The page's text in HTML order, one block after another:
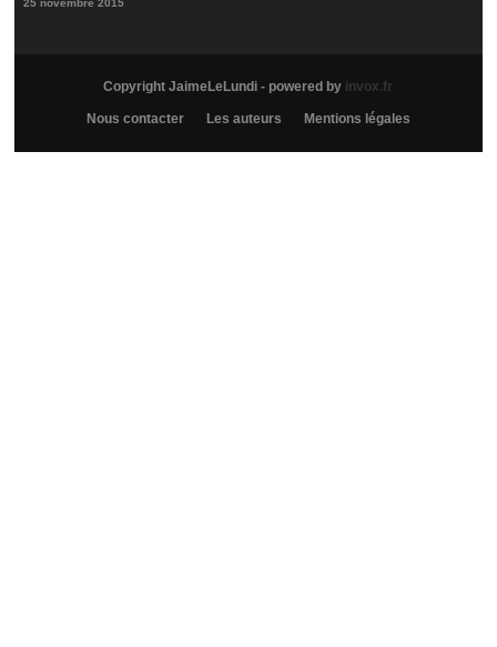
25 novembre 2015
Copyright JaimeLeLundi - powered by invox.fr
Nous contacter Les auteurs Mentions légales